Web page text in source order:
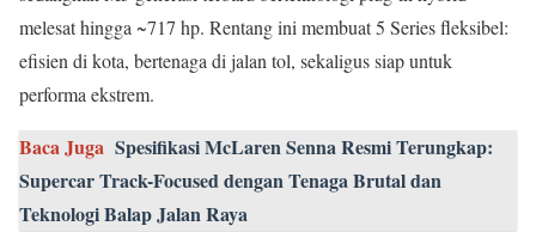
melesat hingga ~717 hp. Rentang ini membuat 5 Series fleksibel:
efisien di kota, bertenaga di jalan tol, sekaligus siap untuk
performa ekstrem.
Baca Juga Spesifikasi McLaren Senna Resmi Terungkap:
Supercar Track-Focused dengan Tenaga Brutal dan
Teknologi Balap Jalan Raya